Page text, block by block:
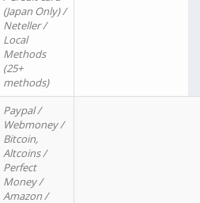
(Japan Only) /
Neteller /
Local
Methods
(25+
methods)
Paypal /
Webmoney /
Bitcoin,
Altcoins /
Perfect
Money /
Amazon /